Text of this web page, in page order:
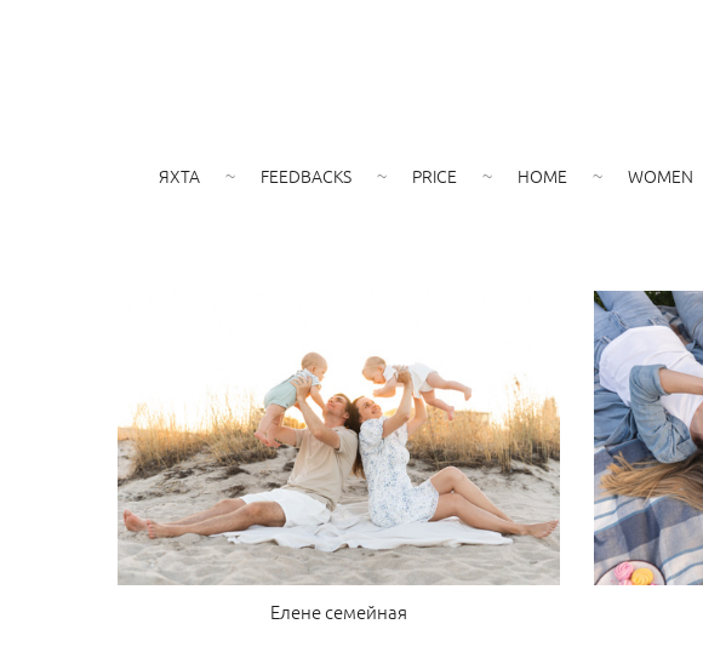
ЯХТА FEEDBACKS PRICE HOME WOMEN
Елене семейная